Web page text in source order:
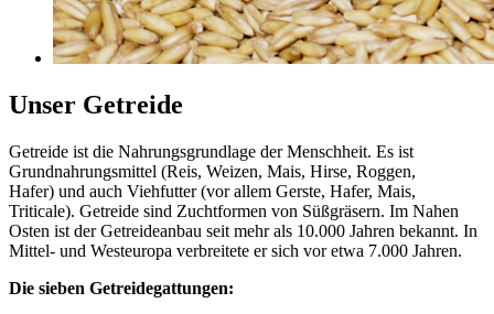
Unser Getreide
Getreide ist die Nahrungsgrundlage der Menschheit. Es ist
Grundnahrungsmittel (Reis, Weizen, Mais, Hirse, Roggen,
Hafer) und auch Viehfutter (vor allem Gerste, Hafer, Mais,
Triticale). Getreide sind Zuchtformen von Süßgräsern. Im Nahen
Osten ist der Getreideanbau seit mehr als 10.000 Jahren bekannt. In
Mittel- und Westeuropa verbreitete er sich vor etwa 7.000 Jahren.
Die sieben Getreidegattungen: